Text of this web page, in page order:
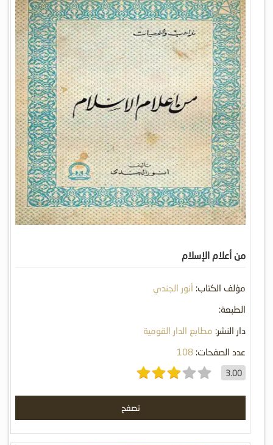
من أعلام الإسلام
مؤلف الكتاب: أنور الجندي
الطبعة:
دار النشر: مطابع الدار القومية
عدد الصفحات: 108
3.00
تصفح